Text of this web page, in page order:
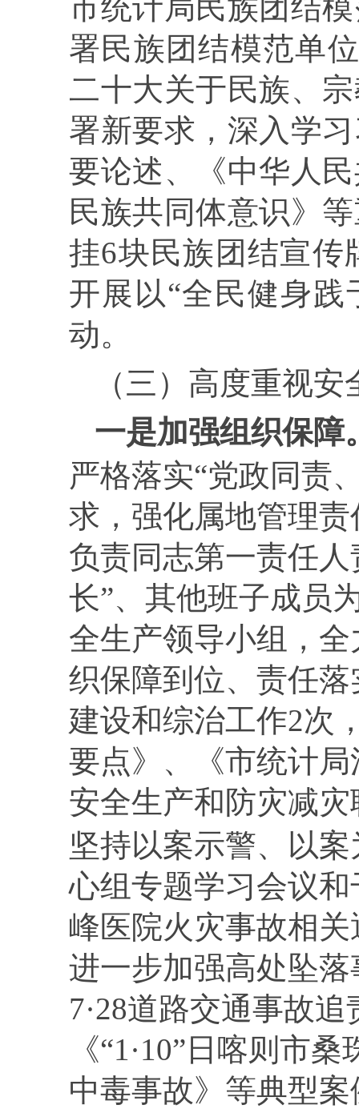
市统计局民族团结
署民族团结模范单
二十大关于民族、
署新要求，深入 学
要论述、《中华人
民族共同体意识》
挂6块民族团结宣传
开展以“全民健身
动。
（三） 高度重视安
一是加强组织保障
严格落实“党政同责
求，强化属地管理
负责同志第一责任
长”、其他班子成员
全生产领导小组，
织保障到位、责任
建设和综治工作2次
要点》、《市统计
安全生产和防灾减
坚持以案示警、以
心组专题学习会议
峰医院火灾事故相
进一步加强高处坠
7·28道路交通事故追
《“1·10”日喀则市桑
中毒事故》等典型案